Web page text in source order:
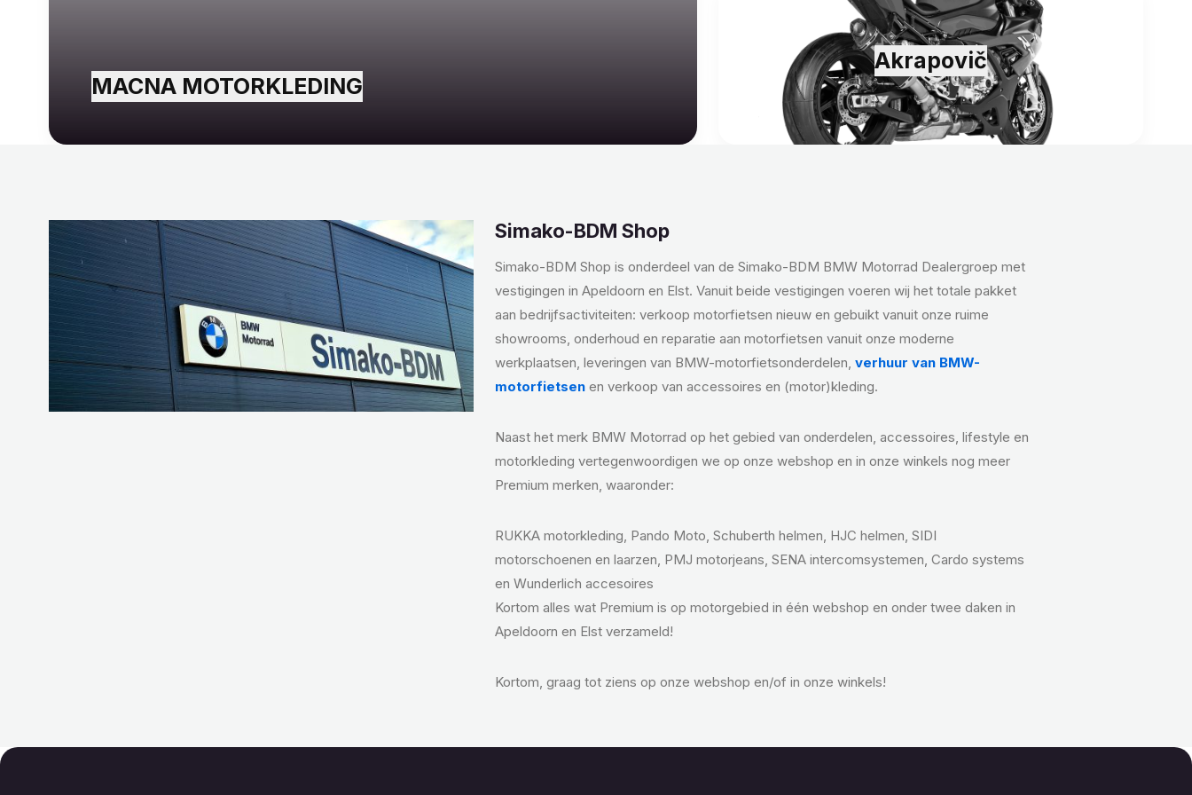
MACNA MOTORKLEDING
Akrapovič
Simako-BDM Shop
Simako-BDM Shop is onderdeel van de Simako-BDM BMW Motorrad Dealergroep met
vestigingen in Apeldoorn en Elst. Vanuit beide vestigingen voeren wij het totale pakket
aan bedrijfsactiviteiten: verkoop motorfietsen nieuw en gebuikt vanuit onze ruime
showrooms, onderhoud en reparatie aan motorfietsen vanuit onze moderne
werkplaatsen, leveringen van BMW-motorfietsonderdelen,verhuur van BMW-
motorfietsen en verkoop van accessoires en (motor)kleding.
Naast het merk BMW Motorrad op het gebied van onderdelen, accessoires, lifestyle en
motorkleding vertegenwoordigen we op onze webshop en in onze winkels nog meer
Premium merken, waaronder:
RUKKA motorkleding, Pando Moto, Schuberth helmen, HJC helmen, SIDI
motorschoenen en laarzen, PMJ motorjeans, SENA intercomsystemen, Cardo systems
en Wunderlich accesoires
Kortom alles wat Premium is op motorgebied in één webshop en onder twee daken in
Apeldoorn en Elst verzameld!
Kortom, graag tot ziens op onze webshop en/of in onze winkels!